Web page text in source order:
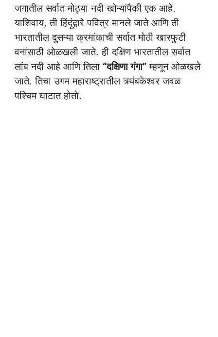
जगातील सर्वात मोठ्या नदी खोऱ्यांपैकी एक आहे.
याशिवाय, ती हिंदूंद्वारे पवित्र मानले जाते आणि ती
भारतातील दुसऱ्या क्रमांकाची सर्वात मोठी खारफुटी
वनांसाठी ओळखली जाते. ही दक्षिण भारतातील सर्वात
लांब नदी आहे आणि तिला “दक्षिणा गंगा” म्हणून ओळखले
जाते. तिचा उगम महाराष्ट्रातील त्र्यंबकेश्वर जवळ
पश्चिम घाटात होतो.